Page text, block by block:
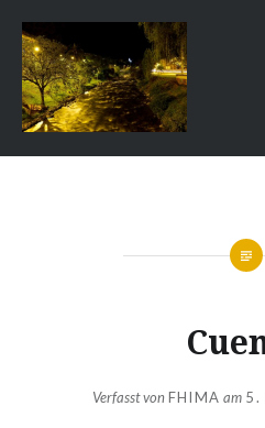
Inhalt
springen
Verfasst vonFHIMA am 5.